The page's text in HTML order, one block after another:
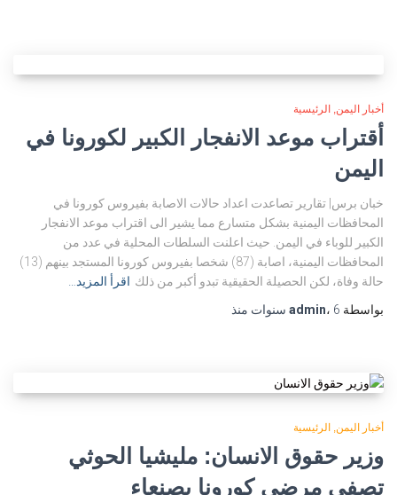
أخبار اليمن الرئيسية
أقتراب موعد الانفجار الكبير لكورونا في
اليمن
خبان برس| تقارير تصاعدت اعداد حالات الاصابة بفيروس كورونا في
المحافظات اليمنية بشكل متسارع مما يشير الى اقتراب موعد الانفجار
الكبير للوباء في اليمن. حيث اعلنت السلطات المحلية في عدد من
المحافظات اليمنية، اصابة (87) شخصا بفيروس كورونا المستجد بينهم (13)
حالة وفاة، لكن الحصيلة الحقيقية تبدو أكبر من ذلك اقرأ المزيد…
بواسطة
admin، 6 سنوات منذ
أخبار اليمن الرئيسية
وزير حقوق الانسان: مليشيا الحوثي
تصفي مرضى كورونا بصنعاء